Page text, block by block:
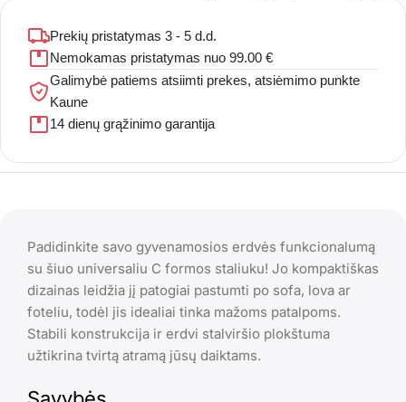
Prekių pristatymas 3 - 5 d.d.
Nemokamas pristatymas nuo 99.00 €
Galimybė patiems atsiimti prekes, atsiėmimo punkte
Kaune
14 dienų grąžinimo garantija
Padidinkite savo gyvenamosios erdvės funkcionalumą
su šiuo universaliu C formos staliuku! Jo kompaktiškas
dizainas leidžia jį patogiai pastumti po sofa, lova ar
foteliu, todėl jis idealiai tinka mažoms patalpoms.
Stabili konstrukcija ir erdvi stalviršio plokštuma
užtikrina tvirtą atramą jūsų daiktams.